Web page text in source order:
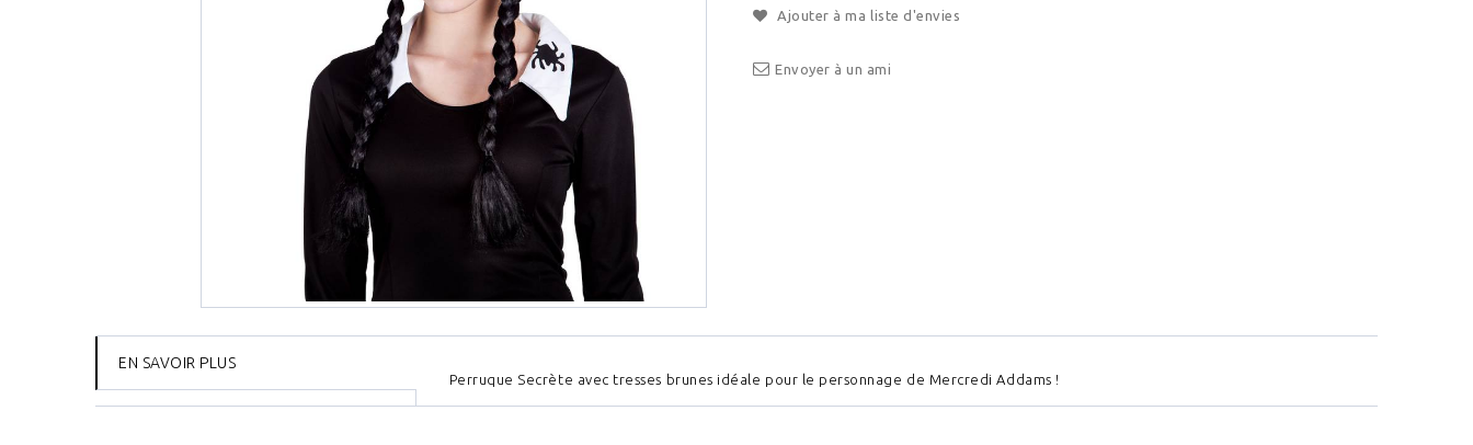
Ajouter à ma liste d'envies
Envoyer à un ami
EN SAVOIR PLUS
Perruque Secrète avec tresses brunes idéale pour le personnage de Mercredi Addams !